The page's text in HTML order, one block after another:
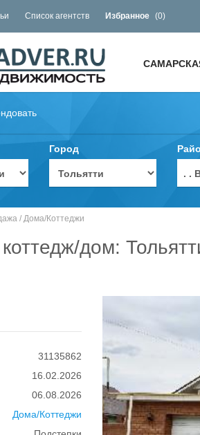
Список агентств Избранное (0)
Город
. .
/ Дома/Коттеджи
дом:
31135862
16.02.2026
06.08.2026
Дома/Коттеджи